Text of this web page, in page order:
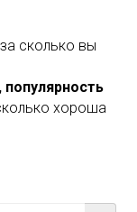
сколько вы
хороша